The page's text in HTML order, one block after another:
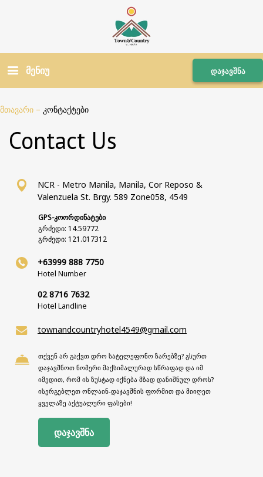
მენიუ დაჯავშნა
მთავარი – კონტაქტები
Contact Us
NCR - Metro Manila, Manila, Cor Reposo &
Valenzuela St. Brgy. 589 Zone058, 4549
GPS-კოორდინატები
გრძედი: 14.59772
გრძედი: 121.017312
+63999 888 7750
Hotel Number
02 8716 7632
Hotel Landline
townandcountryhotel4549@gmail.com
თქვენ არ გაქვთ დრო სატელეფონო ზარებზე? გსურთ
დაჯავშნოთ ნომერი მაქსიმალურად სწრაფად და იმ
იმედით, რომ ის ზუსტად იქნება მზად დანიშნულ დროს?
ისერგებლეთ ონლაინ-დაჯავშნის ფორმით და მიიღეთ
ყველაზე აქტუალური ფასები!
დაჯავშნა